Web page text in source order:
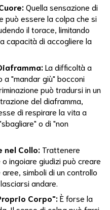
Quella sensazione di
può essere la colpa che si
il torace, limitando
capacità di accogliere la
La difficoltà a
a "mandar giù" bocconi
può tradursi in un
del diaframma,
di respirare la vita a
o di "non
nel Collo: Trattenere
ingoiare giudizi può creare
simboli di un controllo
andare.
Corpo":È forse la